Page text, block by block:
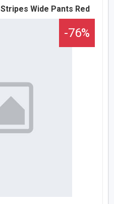
Wide Pants Red
-76%